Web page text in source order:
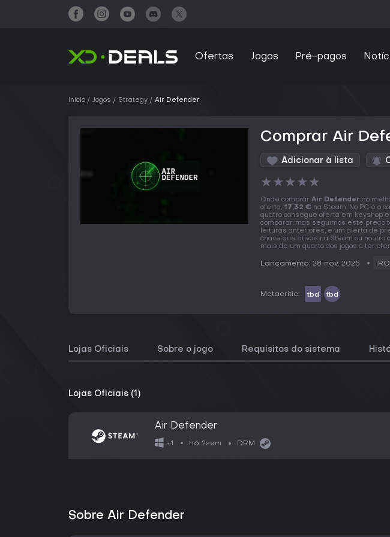
Ofertas Jogos Pré-pagos
Início Jogos Strategy Air Defender
Comprar Air
Adicionar à lista
★★★★★
Onde comprar Air Defender ao
oferta, 17,32 € na Steam. No PC é o
quatro consegue oferta em keyshop
comparar, mas seguimos este preço
leituras anteriores, e um alerta de
chave que ativas na Steam ou noutro
mais de um quarto dos jogos a ter
Lançamento: 28 nov. 2025
Metacritic: tbd tbd
Lojas Oficiais Sobre o jogo Requisitos do sistema
Lojas Oficiais (1)
Air Defender
+1 há 2sem DRM:
Sobre Air Defender